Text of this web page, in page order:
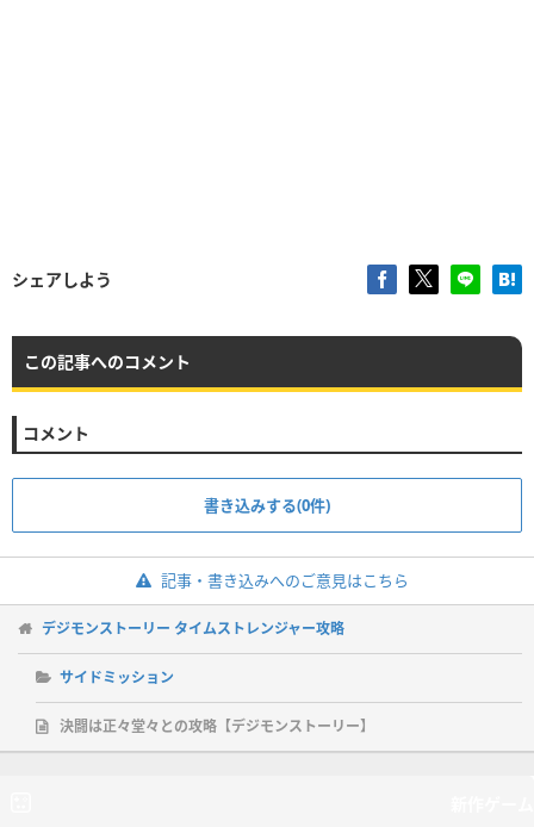
シェアしよう
この記事へのコメント
コメント
書き込みする(0件)
記事・書き込みへのご意見はこちら
デジモンストーリー タイムストレンジャー攻略
サイドミッション
決闘は正々堂々との攻略【デジモンストーリー】